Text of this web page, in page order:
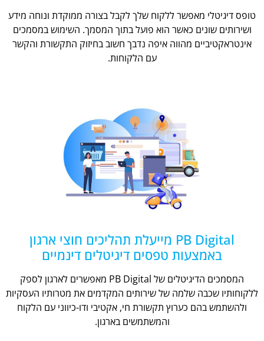
טופס דיגיטלי מאפשר ללקוח שלך לקבל בצורה ממוקדת ונוחה מידע
ושירותים שונים כאשר הוא פועל בתוך המסמך. השימוש במסמכים
אינטראקטיביים מהווה איפה נדבך חשוב בחיזוק התקשורת והקשר
עם הלקוחות.
PB Digital מייעלת תהליכים חוצי ארגון
באמצעות טפסים דיגיטלים דינמיים
המסמכים הדיגיטלים של PB Digital מאפשרים לארגון לספק
ללקוחותיו שכבה שלמה של שירותים המקדמים את מטרותיו העסקיות
ולהשתמש בהם כערוץ תקשורת חי, אקטיבי ודו-כיווני עם הלקוח
והמשתמשים בארגון.